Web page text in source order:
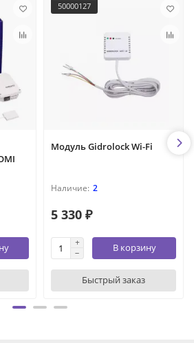
50000127
Модуль Gidrolock Wi-Fi
2
5 330 ₽
В корзину
Быстрый заказ